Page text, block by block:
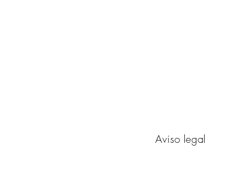
Aviso legal